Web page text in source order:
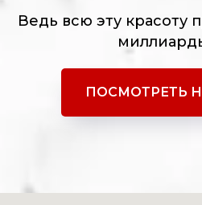
Ведь всю эту красоту
ПОСМОТРЕТЬ